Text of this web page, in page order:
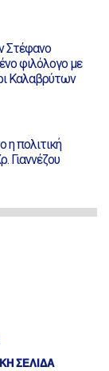
Στέφανο
φιλόλογο με
Καλαβρύτων
η πολιτική
Γιαννέζου
ΣΕΛΙΔΑ